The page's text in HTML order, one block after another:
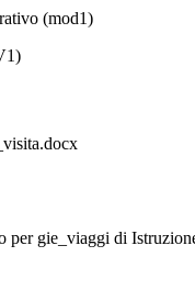
(mod1)
per gie_viaggi di